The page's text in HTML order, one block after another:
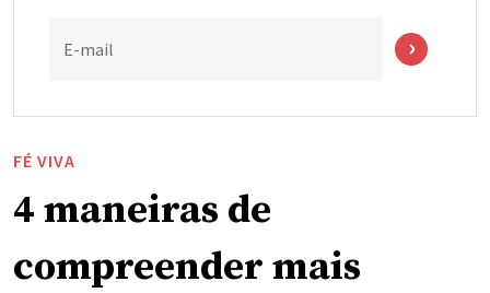
E-mail
FÉ VIVA
4 maneiras de
compreender mais